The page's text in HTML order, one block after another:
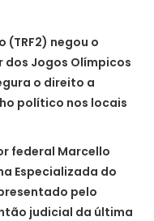
(TRF2) negou o
Jogos Olímpicos
o direito a
político nos locais
federal Marcello
Especializada do
pelo
judicial da última